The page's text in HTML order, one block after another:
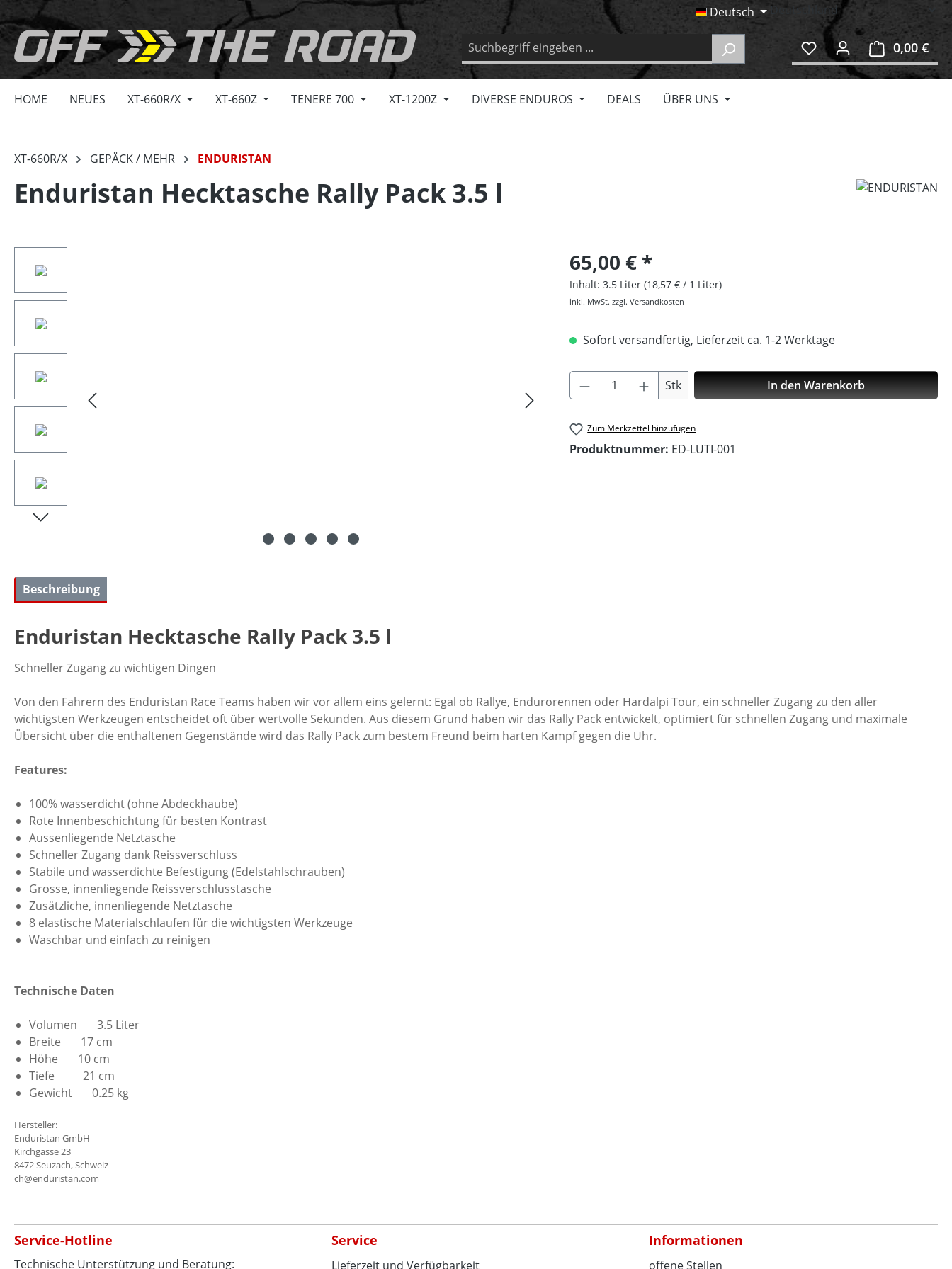
Zur Hauptnavigation springen Deutsch
0,00 €
HOME NEUES XT-660R/X XT-660Z TENERE 700 XT-1200Z DIVERSE ENDUROS DEALS ÜBER UNS
XT-660R/X GEPÄCK / MEHR ENDURISTAN
Enduristan Hecktasche Rally Pack 3.5 l
65,00 €
Inhalt: 3.5 Liter (18,57 € / 1 Liter)
inkl. MwSt. zzgl. Versandkosten
Sofort versandfertig, Lieferzeit ca. 1-2 Werktage
Produkt Anzahl: Gib den gewünschten Wert
Stk In den Warenkorb
Zum Merkzettel hinzufügen
Produktnummer: ED-LUTI-001
Beschreibung
Enduristan Hecktasche Rally Pack 3.5 l
Schneller Zugang zu wichtigen Dingen
Von den Fahrern des Enduristan Race Teams haben wir vor allem eins gelernt: Egal ob Rallye, Endurorennen oder Hardalpi Tour, ein schneller Zugang zu den aller
wichtigsten Werkzeugen entscheidet oft über wertvolle Sekunden. Aus diesem Grund haben wir das Rally Pack entwickelt, optimiert für schnellen Zugang und maximale
Übersicht über die enthaltenen Gegenstände wird das Rally Pack zum bestem Freund beim harten Kampf gegen die Uhr.
Features:
100% wasserdicht (ohne Abdeckhaube)
Rote Innenbeschichtung für besten Kontrast
Aussenliegende Netztasche
Schneller Zugang dank Reissverschluss
Stabile und wasserdichte Befestigung (Edelstahlschrauben)
Grosse, innenliegende Reissverschlusstasche
Zusätzliche, innenliegende Netztasche
8 elastische Materialschlaufen für die wichtigsten Werkzeuge
Waschbar und einfach zu reinigen
Technische Daten
Volumen
3.5 Liter
Breite
17 cm
Höhe
10 cm
Tiefe 21 cm
Gewicht
0.25 kg
Hersteller:
Enduristan GmbH
Kirchgasse 23
8472 Seuzach, Schweiz
ch@enduristan.com
Service-Hotline
Technische Unterstützung und Beratung:
Service
Lieferzeit und Verfügbarkeit
Informationen
offene Stellen